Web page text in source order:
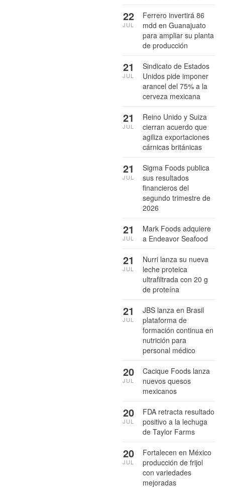
Ferrero invertirá 86
mdd en Guanajuato
para ampliar su planta
de producción
22
JUL
Sindicato de Estados
Unidos pide imponer
arancel del 75% a la
cerveza mexicana
21
JUL
Reino Unido y Suiza
cierran acuerdo que
agiliza exportaciones
cárnicas británicas
21
JUL
Sigma Foods publica
sus resultados
financieros del
segundo trimestre de
2026
21
JUL
Mark Foods adquiere
a Endeavor Seafood
21
JUL
Nurri lanza su nueva
leche proteica
ultrafiltrada con 20 g
de proteína
21
JUL
JBS lanza en Brasil
plataforma de
formación continua en
nutrición para
personal médico
21
JUL
Cacique Foods lanza
nuevos quesos
mexicanos
20
JUL
FDA retracta resultado
positivo a la lechuga
de Taylor Farms
20
JUL
Fortalecen en México
producción de frijol
con variedades
mejoradas
20
JUL